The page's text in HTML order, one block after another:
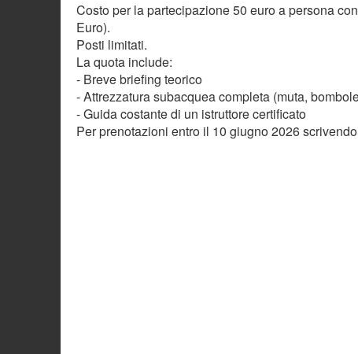
Costo per la partecipazione 50 euro a persona
Euro).
Posti limitati.
La quota include:
- Breve briefing teorico
- Attrezzatura subacquea completa (muta,
- Guida costante di un istruttore certificato
Per prenotazioni entro il 10 giugno 2026